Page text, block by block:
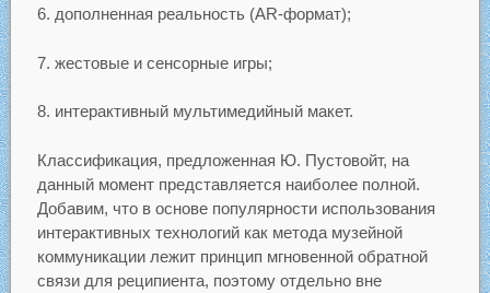
6. дополненная реальность (AR-формат);
7. жестовые и сенсорные игры;
8. интерактивный мультимедийный макет.
Классификация, предложенная Ю. Пустовойт, на
данный момент представляется наиболее полной.
Добавим, что в основе популярности использования
интерактивных технологий как метода музейной
коммуникации лежит принцип мгновенной обратной
связи для реципиента, поэтому отдельно вне